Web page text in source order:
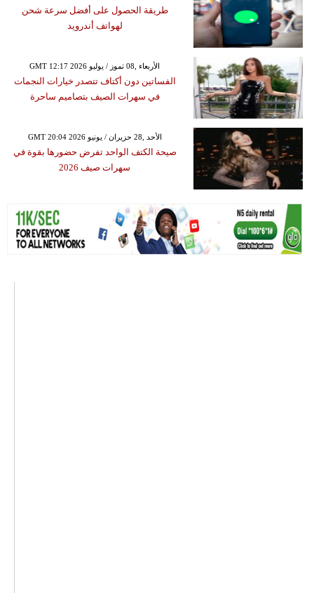
طريقة الحصول على أفضل سرعة شحن
لهواتف أندرويد
GMT 12:17 2026 الأربعاء ,08 تموز / يوليو
الفساتين دون أكتاف تتصدر خيارات النجمات
في سهرات الصيف بتصاميم ساحرة
GMT 20:04 2026 الأحد ,28 حزيران / يونيو
صيحة الكتف الواحد تفرض حضورها بقوة في
سهرات صيف 2026